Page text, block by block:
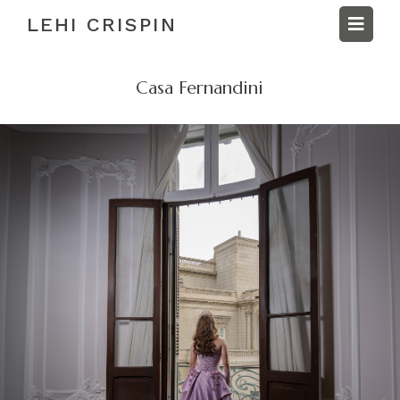
LEHI CRISPIN 
INICIO
PORTAFOLIO
SESION FOTOS
SESION BODAS
SOBRE LEHI
BLOG
CONTACTO
QUINCEAÑOS
Casa Fernandini